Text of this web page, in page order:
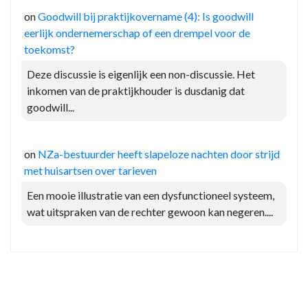
onGoodwill bij praktijkovername (4): Is goodwill
eerlijk ondernemerschap of een drempel voor de
toekomst?
Deze discussie is eigenlijk een non-discussie. Het
inkomen van de praktijkhouder is dusdanig dat
goodwill...
on NZa-bestuurder heeft slapeloze nachten door strijd
met huisartsen over tarieven
Een mooie illustratie van een dysfunctioneel systeem,
wat uitspraken van de rechter gewoon kan negeren....